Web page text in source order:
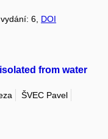
6, DOI
from water
ŠVEC Pavel